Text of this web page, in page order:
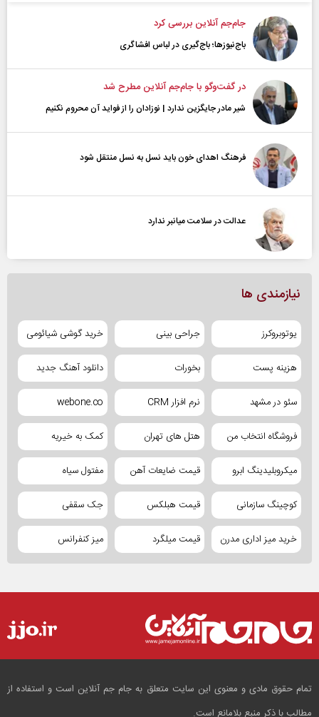
جام‌جم آنلاین بررسی کرد
باج‌نیوزها؛ باج‌گیری در لباس افشاگری
در گفت‌و‌گو با جام‌جم آنلاین مطرح شد
شیر مادر جایگزین ندارد | نوزادان را از فواید آن محروم نکنیم
فرهنگ اهدای خون باید نسل به نسل منتقل شود
عدالت در سلامت میانبر ندارد
نیازمندی ها
یوتوبروکرز جراحی بینی خرید گوشی شیائومی
هزینه پست بخورات دانلود آهنگ جدید
سئو در مشهد نرم افزار CRM webone.co
فروشگاه انتخاب من هتل های تهران کمک به خیریه
میکروبلیدینگ ابرو قیمت ضایعات آهن مفتول سیاه
کوچینگ سازمانی قیمت هبلکس جک سقفی
خرید میز اداری مدرن قیمت میلگرد میز کنفرانس
تمام حقوق مادی و معنوی این سایت متعلق به جام جم آنلاین است و استفاده از
مطالب با ذکر منبع بلامانع است.